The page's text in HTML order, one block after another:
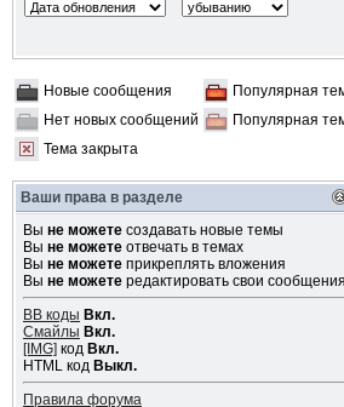
Новые сообщения
Популярная
Нет новых сообщений
Популярная
Тема закрыта
Ваши права в разделе
Вы не можетесоздавать новые темы
Вы не можетеотвечать в темах
Вы не можетеприкреплять вложения
Вы не можетередактировать свои сообщения
BB коды Вкл.
Смайлы Вкл.
[IMG] код Вкл.
HTML код Выкл.
Правила форума